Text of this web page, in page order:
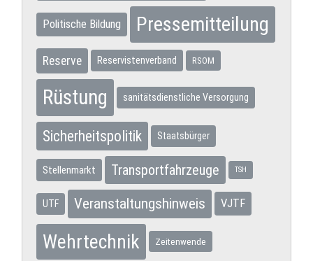
Politische Bildung Pressemitteilung
Reserve Reservistenverband RSOM
Rüstung sanitätsdienstliche Versorgung
Sicherheitspolitik Staatsbürger
Stellenmarkt Transportfahrzeuge TSH
UTF Veranstaltungshinweis VJTF
Wehrtechnik Zeitenwende